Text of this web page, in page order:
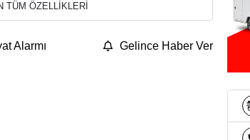
TÜM ÖZELLİKLERİ
Alarmı Gelince Haber Ver